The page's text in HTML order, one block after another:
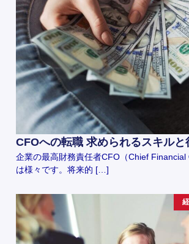
CFOへの転職 求められるスキルと
企業の最高財務責任者CFO（Chief Financial
は様々です。将来的 […]